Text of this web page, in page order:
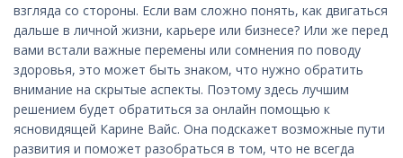
взгляда со стороны. Если вам сложно понять, как двигаться
дальше в личной жизни, карьере или бизнесе? Или же перед
вами встали важные перемены или сомнения по поводу
здоровья, это может быть знаком, что нужно обратить
внимание на скрытые аспекты. Поэтому здесь лучшим
решением будет обратиться за онлайн помощью к
ясновидящей Карине Вайс. Она подскажет возможные пути
развития и поможет разобраться в том, что не всегда